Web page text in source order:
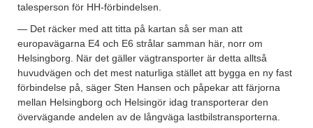
talesperson för HH-förbindelsen.
— Det räcker med att titta på kartan så ser man att
europavägarna E4 och E6 strålar samman här, norr om
Helsingborg. När det gäller vägtransporter är detta alltså
huvudvägen och det mest naturliga stället att bygga en ny fast
förbindelse på, säger Sten Hansen och påpekar att färjorna
mellan Helsingborg och Helsingör idag transporterar den
övervägande andelen av de långväga lastbilstransporterna.